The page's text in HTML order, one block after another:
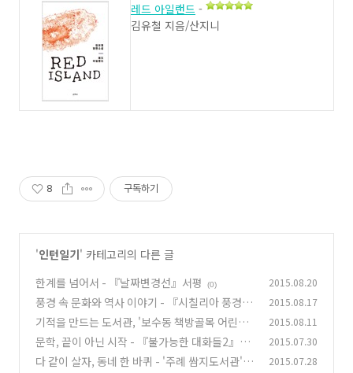
레드 아일랜드 -
김유철 지음/산지니
8 구독하기
'인턴일기' 카테고리의 다른 글
한계를 넘어서 - 『날짜변경선』서평
(0) 2015.08.20
풍경 속 문화와 역사 이야기 - 『시칠리아 풍경』
서평
(0)
2015.08.17
기적을 만드는 도서관, '보수동 책방골목 어린이
도서관' (2)
2015.08.11
문학, 끝이 아닌 시작 - 『불가능한 대화들2』서
평 (4)
2015.07.30
다 같이 살자, 동네 한 바퀴 - '주례 쌈지도서관'을
2015.07.28